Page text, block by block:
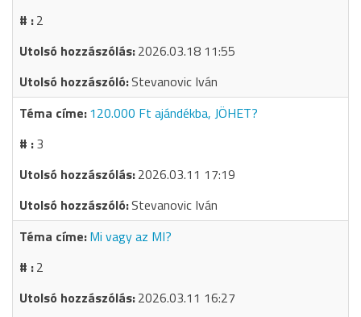
2
2026.03.18 11:55
Stevanovic Iván
120.000 Ft ajándékba, JÖHET?
3
2026.03.11 17:19
Stevanovic Iván
Mi vagy az MI?
2
2026.03.11 16:27